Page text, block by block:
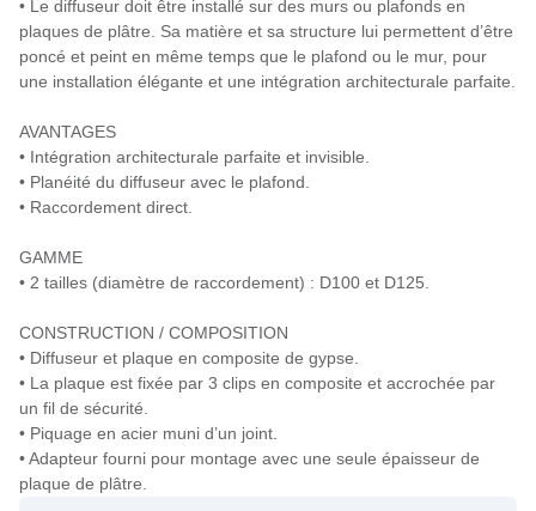
• Le diffuseur doit être installé sur des murs ou plafonds en
plaques de plâtre. Sa matière et sa structure lui permettent d’être
poncé et peint en même temps que le plafond ou le mur, pour
une installation élégante et une intégration architecturale parfaite.
AVANTAGES
• Intégration architecturale parfaite et invisible.
• Planéité du diffuseur avec le plafond.
• Raccordement direct.
GAMME
• 2 tailles (diamètre de raccordement) : D100 et D125.
CONSTRUCTION / COMPOSITION
• Diffuseur et plaque en composite de gypse.
• La plaque est fixée par 3 clips en composite et accrochée par
un fil de sécurité.
• Piquage en acier muni d’un joint.
• Adapteur fourni pour montage avec une seule épaisseur de
plaque de plâtre.